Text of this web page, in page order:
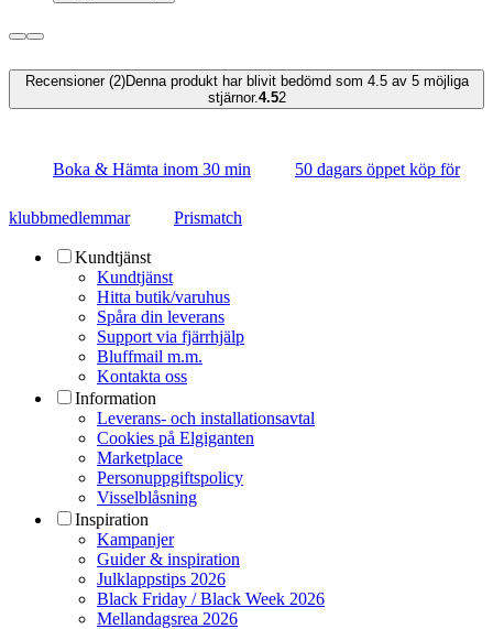
Recensioner (2)Denna produkt har blivit bedömd som 4.5 av 5 möjliga
stjärnor.4.52
Boka & Hämta inom 30 min 50 dagars öppet köp för
klubbmedlemmar Prismatch
Kundtjänst
Kundtjänst
Hitta butik/varuhus
Spåra din leverans
Support via fjärrhjälp
Bluffmail m.m.
Kontakta oss
Information
Leverans- och installationsavtal
Cookies på Elgiganten
Marketplace
Personuppgiftspolicy
Visselblåsning
Inspiration
Kampanjer
Guider & inspiration
Julklappstips 2026
Black Friday / Black Week 2026
Mellandagsrea 2026